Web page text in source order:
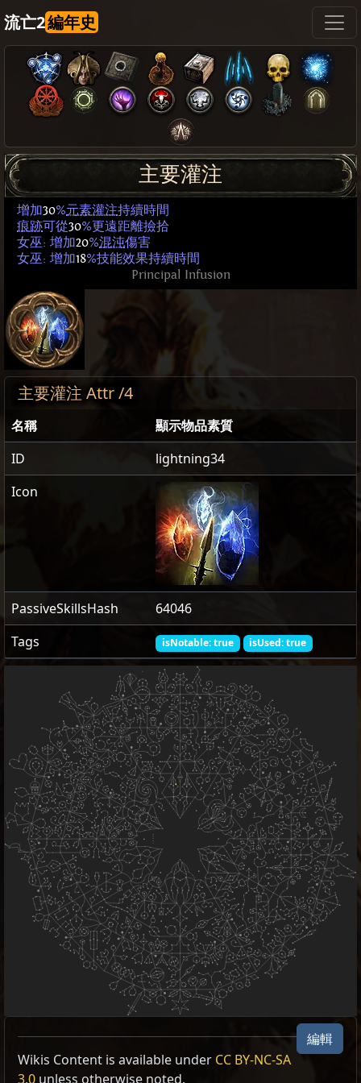
流亡2編年史
主要灌注
增加30%元素灌注持續時間
痕跡可從30%更遠距離撿拾
女巫: 增加20%混沌傷害
女巫: 增加18%技能效果持續時間
Principal Infusion
主要灌注 Attr /4
名稱
顯示物品素質
ID
lightning34
Icon
PassiveSkillsHash
64046
Tags
isNotable: true isUsed: true
編輯
Wikis Content is available under CC BY-NC-SA
3.0 unless otherwise noted.